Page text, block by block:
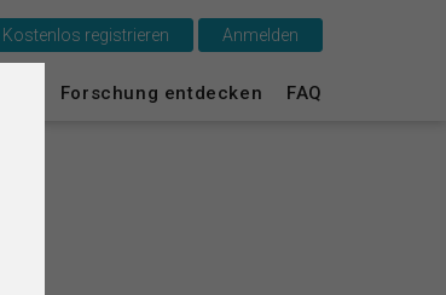
Forschung entdecken FAQ
Kostenlos registrieren Anmelden